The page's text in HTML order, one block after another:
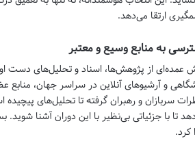
ارتقا می‌دهد.
به منابع وسیع و معتبر
عمده‌ای از پژوهش‌ها، اسناد و تحلیل‌های دست
و آرشیوهای آنلاین در سراسر جهان، منابع
سربازان و رهبران گرفته تا تحلیل‌های
تا با جزئیاتی بی‌نظیر با این دوران آشنا شوید.
کرد.